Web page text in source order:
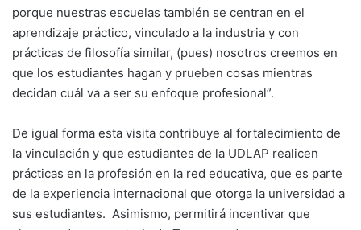
porque nuestras escuelas también se centran en el
aprendizaje práctico, vinculado a la industria y con
prácticas de filosofía similar, (pues) nosotros creemos en
que los estudiantes hagan y prueben cosas mientras
decidan cuál va a ser su enfoque profesional”.
De igual forma esta visita contribuye al fortalecimiento de
la vinculación y que estudiantes de la UDLAP realicen
prácticas en la profesión en la red educativa, que es parte
de la experiencia internacional que otorga la universidad a
sus estudiantes. Asimismo, permitirá incentivar que